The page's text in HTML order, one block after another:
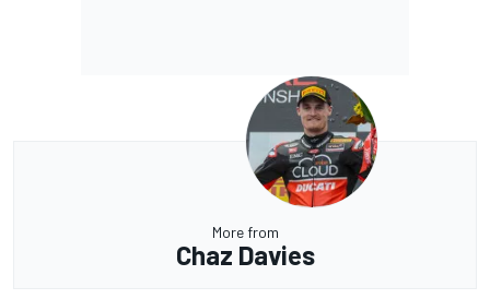
More from
Chaz Davies